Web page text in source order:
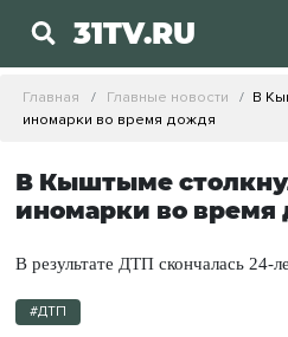
31TV.RU
Главная Главные новости
В
иномарки во время дождя
В Кыштыме
иномарки во время
В результате ДТП скончалась 24-
#ДТП